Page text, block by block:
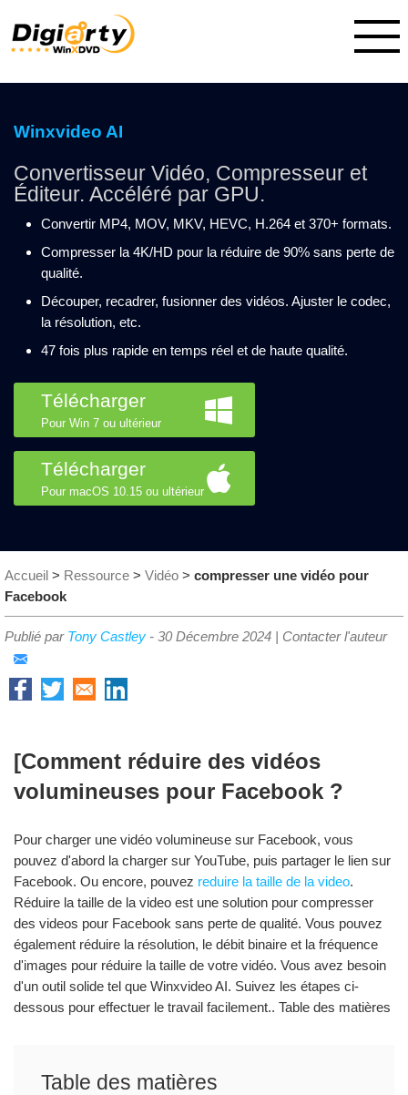
Winxvideo AI
Convertisseur Vidéo, Compresseur et
Éditeur. Accéléré par GPU.
Convertir MP4, MOV, MKV, HEVC, H.264 et 370+ formats.
Compresser la 4K/HD pour la réduire de 90% sans perte de
qualité.
Découper, recadrer, fusionner des vidéos. Ajuster le codec,
la résolution, etc.
47 fois plus rapide en temps réel et de haute qualité.
Télécharger
Pour Win 7 ou ultérieur
Télécharger
Pour macOS 10.15 ou ultérieur
Accueil > Ressource > Vidéo > compresser une vidéo pour
Facebook
Publié par Tony Castley - 30 Décembre 2024 | Contacter l'auteur
[Comment réduire des vidéos
volumineuses pour Facebook ?
Pour charger une vidéo volumineuse sur Facebook, vous
pouvez d'abord la charger sur YouTube, puis partager le lien sur
Facebook. Ou encore, pouvez reduire la taille de la video.
Réduire la taille de la video est une solution pour compresser
des videos pour Facebook sans perte de qualité. Vous pouvez
également réduire la résolution, le débit binaire et la fréquence
d'images pour réduire la taille de votre vidéo. Vous avez besoin
d'un outil solide tel que Winxvideo AI. Suivez les étapes ci-
dessous pour effectuer le travail facilement.. Table des matières
Table des matières